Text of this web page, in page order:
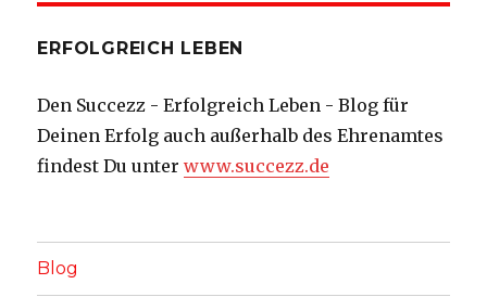
ERFOLGREICH LEBEN
Den Succezz - Erfolgreich Leben - Blog für
Deinen Erfolg auch außerhalb des Ehrenamtes
findest Du unterwww.succezz.de
Blog